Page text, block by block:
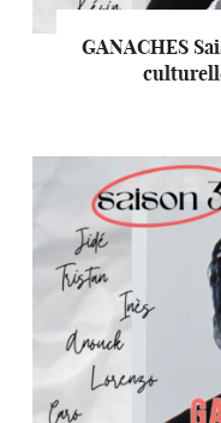
GANACHES